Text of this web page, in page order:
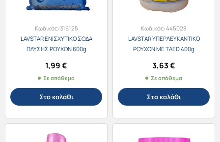
Κωδικός:316125
LAVSTAR ΕΝΙΣΧΥΤΙΚΟ ΣΟΔΑ
ΠΛΥΣΗΣ ΡΟΥΧΩΝ 600g
1,99€
Σε απόθεμα
Στο καλάθι
Κωδικός:445028
LAVSTAR ΥΠΕΡΛΕΥΚΑΝΤΙΚΟ
ΡΟΥΧΩΝ ΜΕ TAED 400g
3,63€
Σε απόθεμα
Στο καλάθι